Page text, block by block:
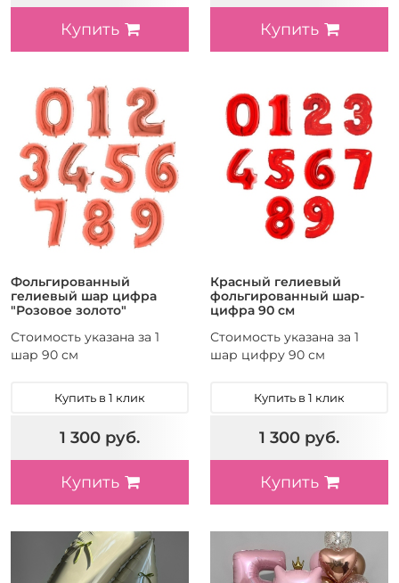
Купить Купить
Фольгированный
гелиевый шар цифра
"Розовое золото"
Стоимость указана за 1
шар 90 см
Купить в 1 клик
1 300 руб.
Купить
Красный гелиевый
фольгированный шар-
цифра 90 см
Стоимость указана за 1
шар цифру 90 см
Купить в 1 клик
1 300 руб.
Купить